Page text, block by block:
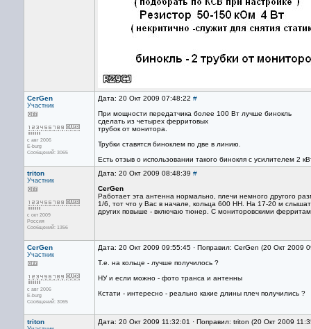
CerGen
Участник
с авг 2006
E-burg
Сообщений: 3065
Дата: 20 Окт 2009 07:48:22 #
При мощности передатчика более 100 Вт лучше бинокль
сделать из четырех ферритовых
трубок от монитора.
Трубки ставятся биноклем по две в линию.
Есть отзыв о использовании такого бинокля с усилителем 2
triton
Участник
с окт 2009
Россия
Сообщений: 1356
Дата: 20 Окт 2009 08:48:39 #
CerGen
Работает эта антенна нормально, плечи немного другого
1/6, тот что у Вас в начале, кольца 600 НН. На 17-20 м
других повыше - включаю тюнер. С мониторовскими
CerGen
Участник
с авг 2006
E-burg
Сообщений: 3065
Дата: 20 Окт 2009 09:55:45 · Поправил: CerGen (20 Окт 2009
Т.е. на кольце - лучше получилось ?
НУ и если можно - фото транса и антенны
Кстати - интересно - реально какие длины плеч получились ?
triton
Дата: 20 Окт 2009 11:32:01 · Поправил: triton (20 Окт 2009